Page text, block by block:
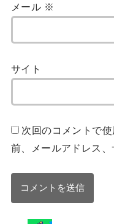
メール ※
サイト
次回のコメントで
前、メールアドレス、